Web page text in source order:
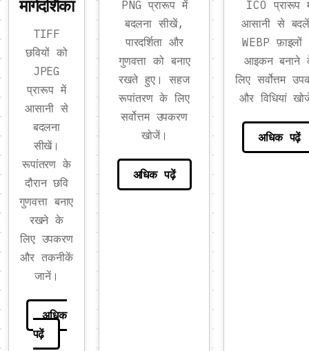
मार्गदर्शिका
TIFF
छवियों को
JPEG
प्रारूप में
आसानी से
बदलना
सीखें।
रूपांतरण के
दौरान छवि
गुणवत्ता बनाए
रखने के
लिए उपकरण
और तकनीकें
जानें।
अधिक
पढ़ें
PNG प्रारूप में
बदलना सीखें,
पारदर्शिता और
गुणवत्ता को बनाए
रखते हुए। सहज
रूपांतरण के लिए
सर्वोत्तम उपकरण
खोजें।
अधिक पढ़ें
ICO प्रारूप
आसानी से
WEBP
आइकन बनाने
लिए सर्वोत्तम
और विधियां
अधिक पढ़ें